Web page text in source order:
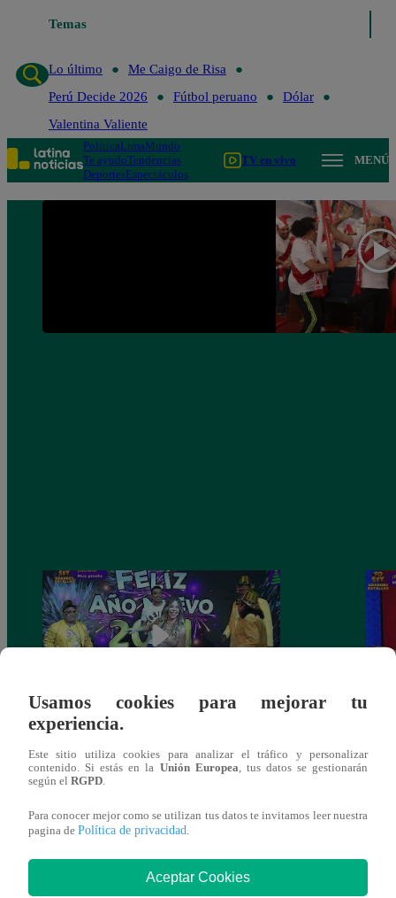
Temas
Lo último
Me Caigo de Risa
Perú Decide 2026
Fútbol peruano
Dólar
Valentina Valiente
PolíticaLimaMundo
Te ayudoTendencias
DeportesEspectáculos
TV en vivo MENÚ
Josimar armó una tremenda fiesta de año
nuevo en El Wasap de JB
También te puede
Usamos cookies para mejorar tu
experiencia.
Este sitio utiliza cookies para analizar el tráfico y personalizar
contenido. Si estás en la Unión Europea , tus datos se gestionarán
según el RGPD
Para conocer mejor como se utilizan tus datos te invitamos leer nuestra
pagina de Política de privacidad
Aceptar Cookies